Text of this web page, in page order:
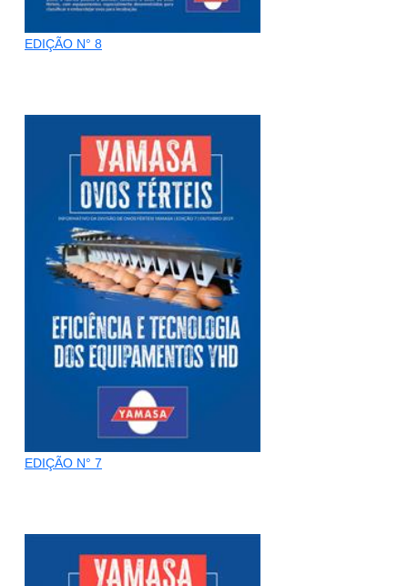
EDIÇÃO N° 8
EDIÇÃO N° 7